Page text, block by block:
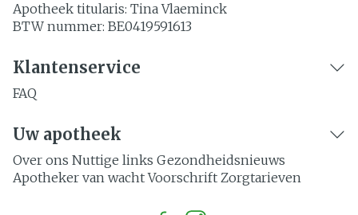
Apotheek titularis: Tina Vlaeminck
BTW nummer: BE0419591613
Klantenservice
FAQ
Uw apotheek
Over ons Nuttige links Gezondheidsnieuws
Apotheker van wacht Voorschrift Zorgtarieven